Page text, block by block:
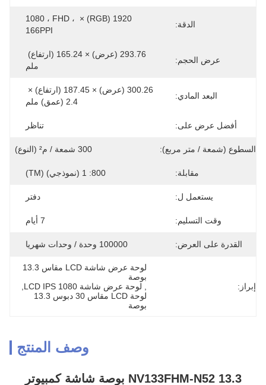
الدقة:
1920 (RGB) × 1080 ، FHD ،
166PPI
عرض الحجم:
ملم
البعد المادي:
2.4 (عمق) ملم
أفضل عرض على: تناظر
السطوع (شمعة / متر مربع): 300 شمعة / م² (النوع)
مقابلة: 800: 1 (نموذجي) (TM)
يستعمل ل: دفتر
وقت التسليم: 7 أيام
القدرة على العرض: 100000 وحدة / وحدات شهريا
إبراز:
بوصة
لوحة عرض شاشة LCD IPS 1080
بوصة
وصف المنتج
NV133FHM-N52 13.3 بوصة شاشة كمبيوتر